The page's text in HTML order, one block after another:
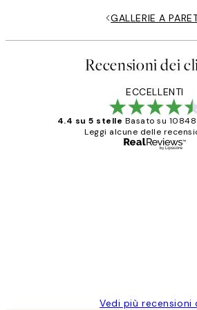
GALLERIE A
Recensioni dei
ECCELLENTI
4.4 su 5 stelle Basato su
Leggi alcune delle
Vedi più recensioni